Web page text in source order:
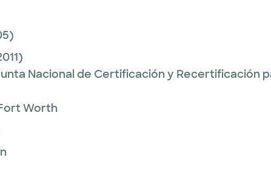
Nacional de Certificación y Recertificación
Worth